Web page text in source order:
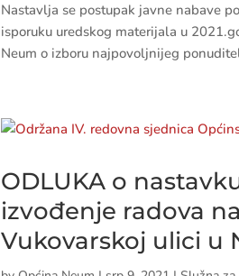
Nastavlja se postupak javne nabave
isporuku uredskog materijala u
Neum o izboru najpovoljnijeg
ODLUKA o
izvođenje radova
Vukovarskoj ulici u